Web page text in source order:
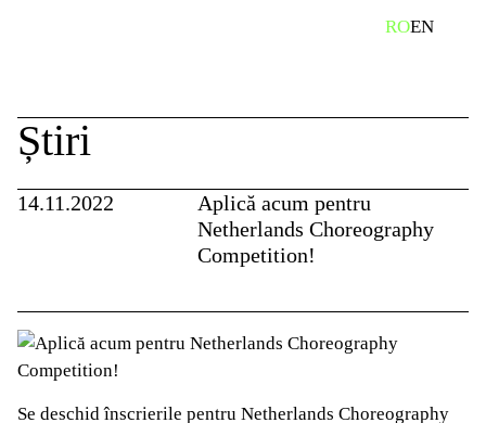
ROEN
Știri
14.11.2022
Aplică acum pentru
Netherlands Choreography
Competition!
Se deschid înscrierile pentru Netherlands Choreography